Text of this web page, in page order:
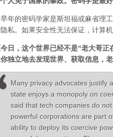
年的密码学家是斯坦福或麻省理
私。如果安全性无法保证，计算
日，这个世界已经不是“老大哥
独立地去发现世界、获取信息，
Many privacy advocates justify
state enjoys a monopoly on
said that tech companies do
powerful corporations are part
ability to deploy its coercive